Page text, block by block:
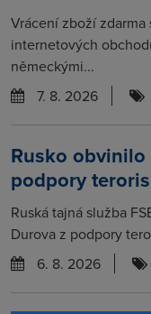
Vrácení zboží
internetových
německými...
7. 8. 2026
Rusko
podpory
Ruská tajná služba
Durova z podpory
6. 8. 2026